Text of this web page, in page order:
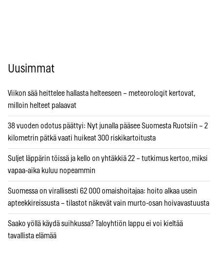
Uusimmat
Viikon sää heittelee hallasta helteeseen – meteorologit kertovat,
milloin helteet palaavat
38 vuoden odotus päättyi: Nyt junalla pääsee Suomesta Ruotsiin – 2
kilometrin pätkä vaati huikeat 300 riskikartoitusta
Suljet läppärin töissä ja kello on yhtäkkiä 22 – tutkimus kertoo, miksi
vapaa-aika kuluu nopeammin
Suomessa on virallisesti 62 000 omaishoitajaa: hoito alkaa usein
apteekkireissusta – tilastot näkevät vain murto-osan hoivavastuusta
Saako yöllä käydä suihkussa? Taloyhtiön lappu ei voi kieltää
tavallista elämää